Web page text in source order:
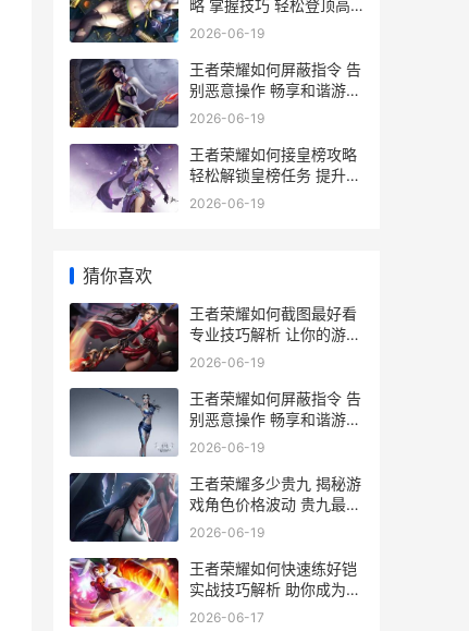
略 掌握技巧 轻松登顶高
分段
2026-06-19
王者荣耀如何屏蔽指令 告
别恶意操作 畅享和谐游戏
环境指南
2026-06-19
王者荣耀如何接皇榜攻略
轻松解锁皇榜任务 提升战
力技巧大揭秘
2026-06-19
猜你喜欢
王者荣耀如何截图最好看
专业技巧解析 让你的游戏
瞬间变大片
2026-06-19
王者荣耀如何屏蔽指令 告
别恶意操作 畅享和谐游戏
环境指南
2026-06-19
王者荣耀多少贵九 揭秘游
戏角色价格波动 贵九最新
售价一览
2026-06-19
王者荣耀如何快速练好铠
实战技巧解析 助你成为铠
皇高手
2026-06-17